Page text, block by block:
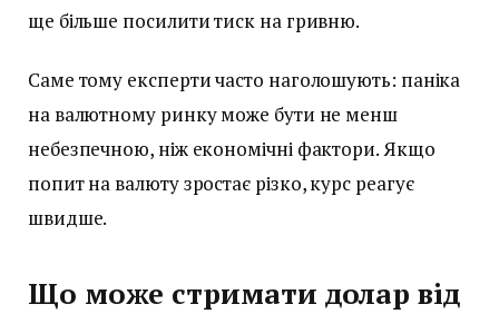
ще більше посилити тиск на гривню.
Саме тому експерти часто наголошують: паніка
на валютному ринку може бути не менш
небезпечною, ніж економічні фактори. Якщо
попит на валюту зростає різко, курс реагує
швидше.
Що може стримати долар від